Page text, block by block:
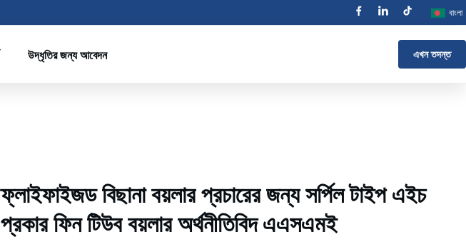
বাংলা
উদ্ধৃতির জন্য আবেদন এখন তদন্ত
ফ্লাইফাইজড বিছানা বয়লার প্রচারের জন্য সর্পিল টাইপ এইচ
প্রকার ফিন টিউব বয়লার অর্থনীতিবিদ এএসএমই